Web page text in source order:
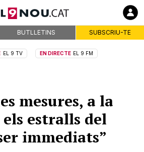
BUTLLETINS SUBSCRIU-TE
EL 9 TV EN DIRECTE EL 9 FM
mesures, a la
estralls del
immediats”